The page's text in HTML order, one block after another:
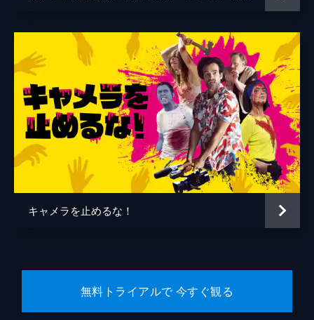
監督 上田慎一郎
脚本 上田慎一郎
音楽 永井カイル
キャメラを止めるな！
無料トライアルで 今すぐ観る